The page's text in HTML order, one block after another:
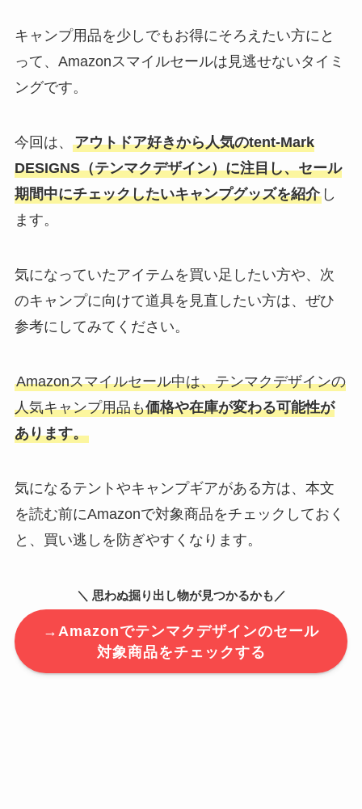
キャンプ用品を少しでもお得にそろえたい方にと
って、Amazonスマイルセールは見逃せないタイミ
ングです。
今回は、 アウトドア好きから人気のtent-Mark
DESIGNS（テンマクデザイン）に注目し、セール
期間中にチェックしたいキャンプグッズを紹介し
ます。
気になっていたアイテムを買い足したい方や、次
のキャンプに向けて道具を見直したい方は、ぜひ
参考にしてみてください。
Amazonスマイルセール中は、テンマクデザインの
人気キャンプ用品も価格や在庫が変わる可能性が
あります。
気になるテントやキャンプギアがある方は、本文
を読む前にAmazonで対象商品をチェックしておく
と、買い逃しを防ぎやすくなります。
＼ 思わぬ掘り出し物が見つかるかも／
→Amazonでテンマクデザインのセール
対象商品をチェックする